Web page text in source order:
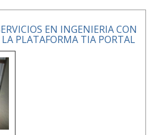
EN INGENIERIA CON
PLATAFORMA TIA PORTAL